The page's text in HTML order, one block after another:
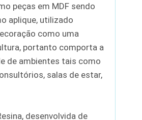
peças em MDF sendo
aplique, utilizado
como uma
portanto comporta a
de ambientes tais como
salas de estar,
desenvolvida de